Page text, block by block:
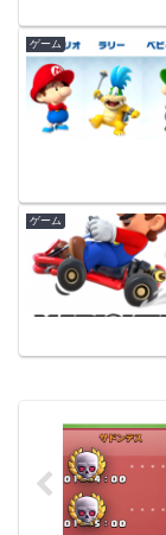
ゲーム
ゲーム